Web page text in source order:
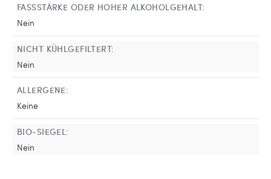
FASSSTÄRKE ODER HOHER ALKOHOLGEHALT:
Nein
NICHT KÜHLGEFILTERT:
Nein
ALLERGENE:
Keine
BIO-SIEGEL:
Nein